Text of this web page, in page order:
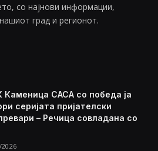
со најнови информации,
град и регионот.
САСА со победа ја
серијата пријателски
– Речица совладана со